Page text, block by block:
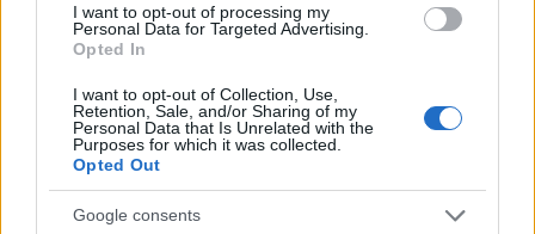
I want to opt-out of processing my
Personal Data for Targeted Advertising.
Opted In
I want to opt-out of Collection, Use,
Retention, Sale, and/or Sharing of my
Personal Data that Is Unrelated with the
Purposes for which it was collected.
Opted Out
Google consents
Çayın Sindirim Sağlığındaki Rolü
Çay, sindirim sağlığınız için harika bir içecektir.
Birçok sindirim sorununa karşı yatıştırıcı bir
çözümdür. Papatya ve zencefil gibi bitki çayları çok
faydalıdır. Midenizi sakinleştirir ve şişkinlik, gaz ve